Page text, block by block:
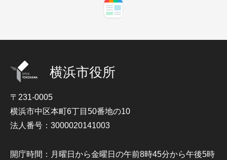
横浜市役所
〒231-0005
横浜市中区本町6丁目50番地の10
法人番号：3000020141003
開庁時間：月曜日から金曜日の午前8時45分から午後5時